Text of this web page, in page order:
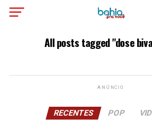
All posts tagged "dose
ANÚNCIO
RECENTES POP